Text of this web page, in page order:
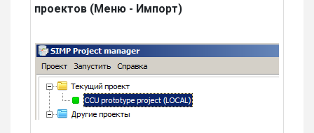
проектов (Меню - Импорт)